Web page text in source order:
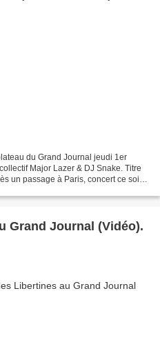
du Grand Journal jeudi 1er
Major Lazer & DJ Snake. Titre
un passage à Paris, concert ce soir à
Grand Journal (Vidéo).